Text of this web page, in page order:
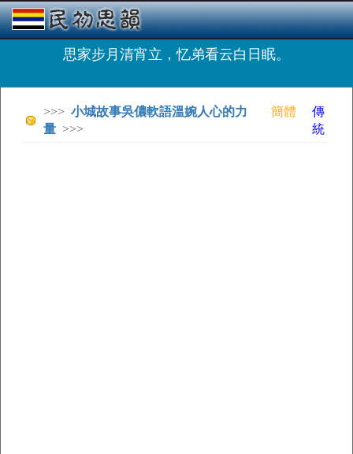
思家步月清宵立，忆弟看云白日眠。
>>> 小城故事吳儂軟語溫婉人心的力
量 >>>
簡體
傳
統